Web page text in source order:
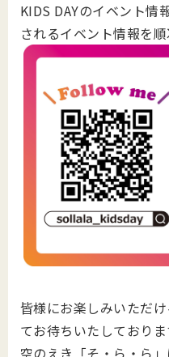
KIDS DAYのイベント情
されるイベント情報を
皆様にお楽しみいただ
てお待ちいたしておりま
空のえき「そ・ら・ら